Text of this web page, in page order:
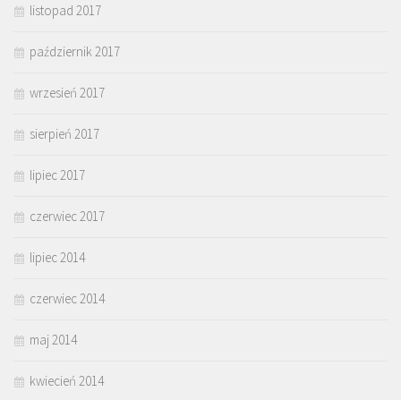
listopad 2017
październik 2017
wrzesień 2017
sierpień 2017
lipiec 2017
czerwiec 2017
lipiec 2014
czerwiec 2014
maj 2014
kwiecień 2014